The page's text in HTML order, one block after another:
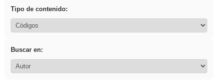
Tipo de contenido:
Buscar en: